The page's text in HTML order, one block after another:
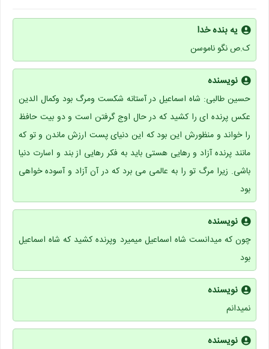
یه بنده خدا
ک.ص نگو ناموسن
نویسنده
حسین طالبی: شاه اسماعیل در آستانه شکست ومرگ بود وکمال الدین
عکس پرنده ای را کشید که در حال اوج گرفتن است و دو بیت حافظ
را خواند و منظورش این بود که این دنیای پست ارزش ماندن و تو که
مانند پرنده آزاد و رهایی هستی باید به فکر رهایی از بند و اسارت دنیا
باشی. زیرا مرگ تو را به عالمی می برد که در آن آزاد و آسوده خواهی
بود
نویسنده
چون که میدانست شاه اسماعیل میمیرد وپرنده کشید که شاه اسماعیل
بود
نویسنده
نمیدانم
نویسنده